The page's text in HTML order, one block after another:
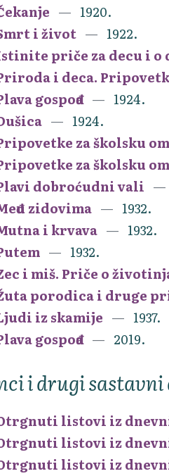
1920.
i život
1922.
priče za decu i o
i deca.
gospođa
1924.
1924.
za školsku
za školsku
dobroćudni vali
zidovima
1932.
i krvava
1932.
1932.
i miš. Priče o
porodica i druge
iz skamije
1937.
gospođa
2019.
i drugi sastavni
listovi iz
listovi iz
listovi iz